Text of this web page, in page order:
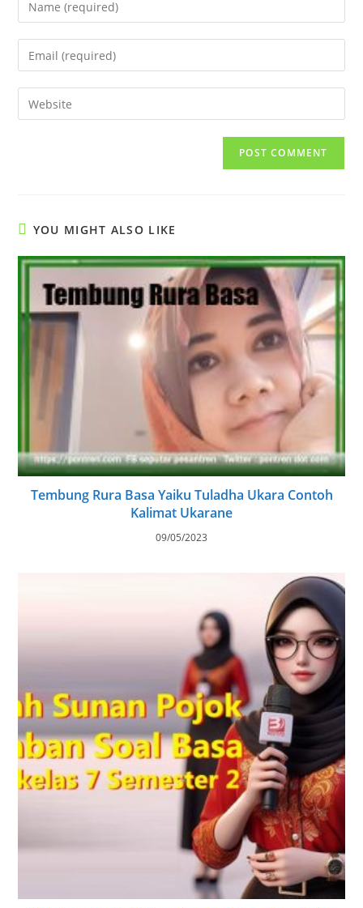
your
name
comment
Enter
your
email
address
Enter
your
YOU MIGHT ALSO LIKE
Tembung Rura Basa Yaiku Tuladha Ukara Contoh
Kalimat Ukarane
09/05/2023